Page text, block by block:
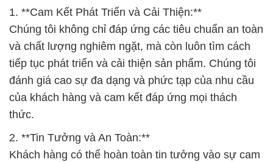
1. **Cam Kết Phát Triển và Cải Thiện:**
Chúng tôi không chỉ đáp ứng các tiêu chuẩn an toàn
và chất lượng nghiêm ngặt, mà còn luôn tìm cách
tiếp tục phát triển và cải thiện sản phẩm. Chúng tôi
đánh giá cao sự đa dạng và phức tạp của nhu cầu
của khách hàng và cam kết đáp ứng mọi thách
thức.
2. **Tin Tưởng và An Toàn:**
Khách hàng có thể hoàn toàn tin tưởng vào sự cam